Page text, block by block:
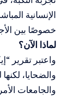
الإنسانية
خصوصًا بين
لماذا الآن؟
واعتبر تقرير
والضحايا،
والجامعات